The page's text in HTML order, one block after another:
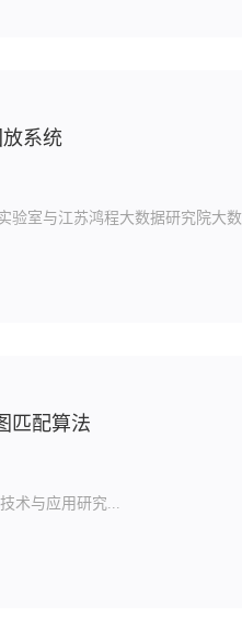
放系统
验室与江苏鸿程大数据研究院大数
匹配算法
与应用研究...